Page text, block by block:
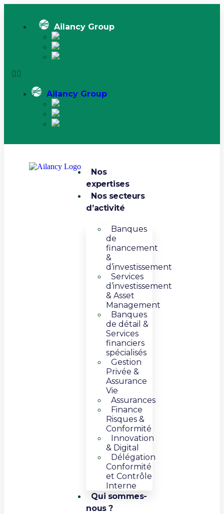
Ailancy Group
Ailancy Group
Nos
expertises
Nos secteurs
d’activité
Banques
de
financement
&
d’investissement
Services
d’investissement
& Asset
Management​
Banques
de détail &
Services
financiers
spécialisés
Gestion
Privée &
Assurance
Vie​
Assurances
Finance
Risques &
Conformité
Innovation
& Digital​​
Délégation
Conformité
et Contrôle
Interne
Qui sommes-
nous ?